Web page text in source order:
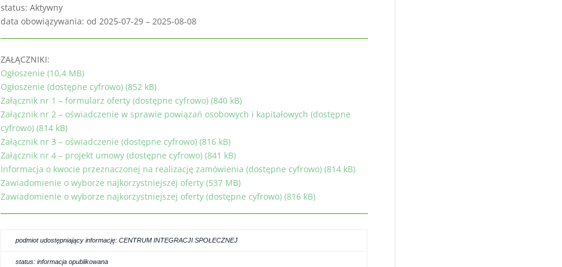
status: Aktywny
data obowiązywania: od 2025-07-29 – 2025-08-08
ZAŁĄCZNIKI:
Ogłoszenie (10,4 MB)
Ogłoszenie (dostępne cyfrowo) (852 kB)
Załącznik nr 1 – formularz oferty (dostępne cyfrowo) (840 kB)
Załącznik nr 2 – oświadczenie w sprawie powiązań osobowych i kapitałowych (dostępne
cyfrowo) (814 kB)
Załącznik nr 3 – oświadczenie (dostępne cyfrowo) (816 kB)
Załącznik nr 4 – projekt umowy (dostępne cyfrowo) (841 kB)
Informacja o kwocie przeznaczonej na realizację zamówienia (dostępne cyfrowo) (814 kB)
Zawiadomienie o wyborze najkorzystniejszej oferty (537 MB)
Zawiadomienie o wyborze najkorzystniejszej oferty (dostępne cyfrowo) (816 kB)
podmiot udostępniający informację: CENTRUM INTEGRACJI SPOŁECZNEJ
status: informacja opublikowana